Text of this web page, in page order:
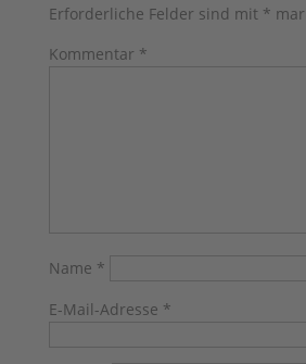
Erforderliche Felder sind mit *
Kommentar *
Name *
E-Mail-Adresse *